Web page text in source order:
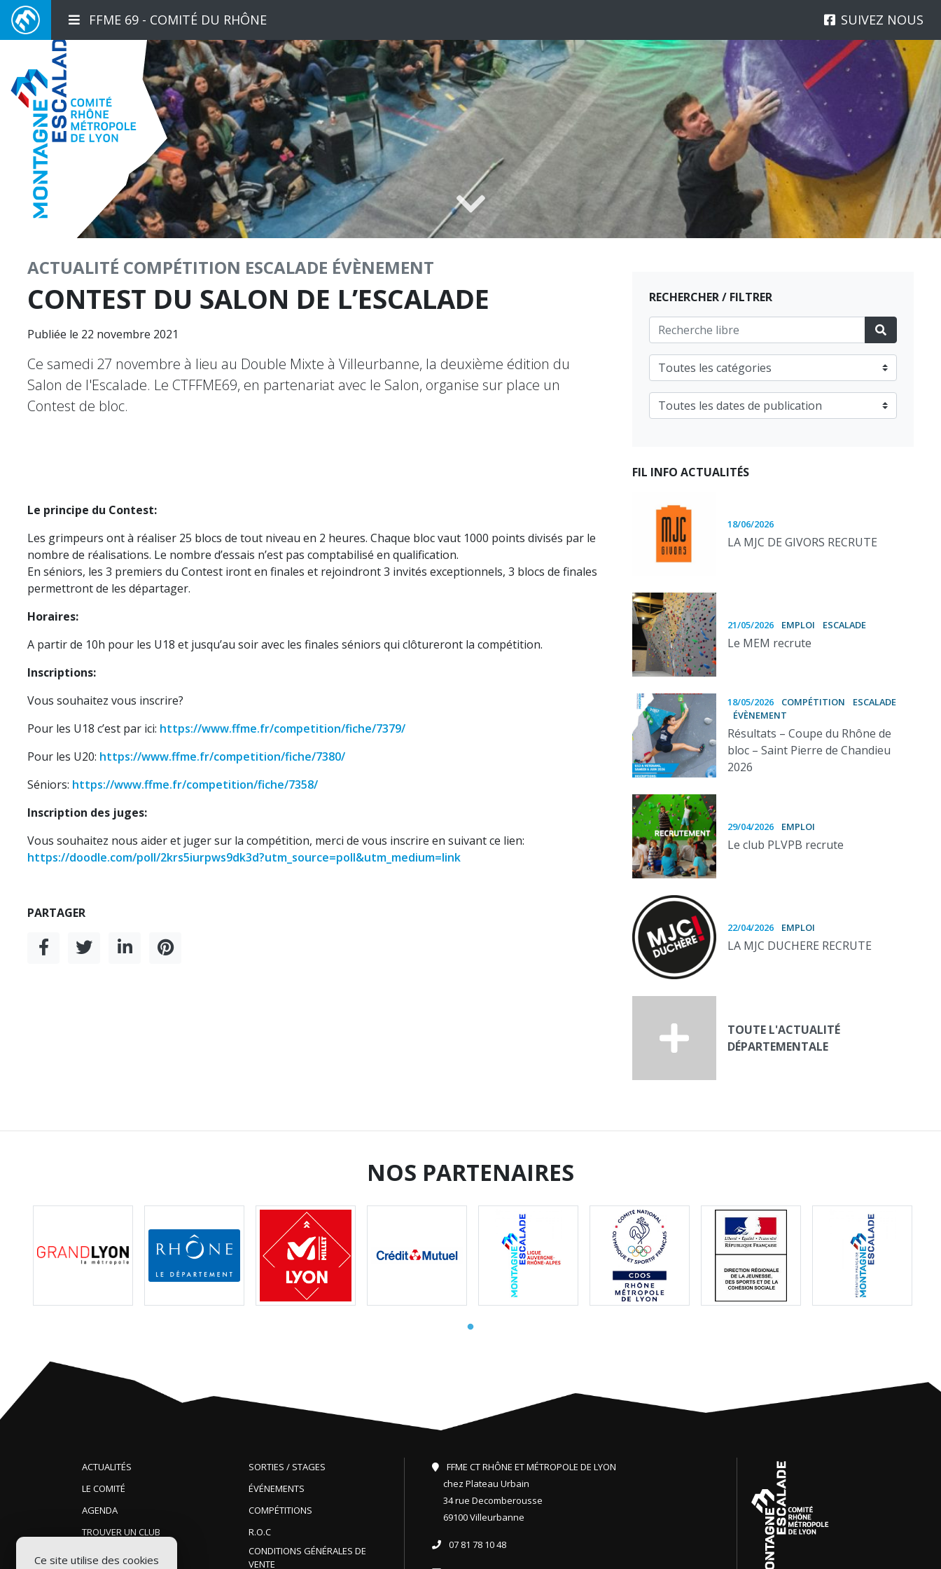
FFME 69 - COMITÉ DU RHÔNE SUIVEZ NOUS
ACTUALITÉ COMPÉTITION ESCALADE ÉVÈNEMENT
CONTEST DU SALON DE L’ESCALADE
Publiée le 22 novembre 2021
Ce samedi 27 novembre à lieu au Double Mixte à Villeurbanne, la deuxième édition du
Salon de l'Escalade. Le CTFFME69, en partenariat avec le Salon, organise sur place un
Contest de bloc.
Le principe du Contest:
Les grimpeurs ont à réaliser 25 blocs de tout niveau en 2 heures. Chaque bloc vaut 1000 points divisés par le
nombre de réalisations. Le nombre d’essais n’est pas comptabilisé en qualification.
En séniors, les 3 premiers du Contest iront en finales et rejoindront 3 invités exceptionnels, 3 blocs de finales
permettront de les départager.
Horaires:
A partir de 10h pour les U18 et jusqu’au soir avec les finales séniors qui clôtureront la compétition.
Inscriptions:
Vous souhaitez vous inscrire?
Pour les U18 c’est par ici: https://www.ffme.fr/competition/fiche/7379/
Pour les U20: https://www.ffme.fr/competition/fiche/7380/
Séniors: https://www.ffme.fr/competition/fiche/7358/
Inscription des juges:
Vous souhaitez nous aider et juger sur la compétition, merci de vous inscrire en suivant ce lien:
https://doodle.com/poll/2krs5iurpws9dk3d?utm_source=poll&utm_medium=link
PARTAGER
RECHERCHER / FILTRER
FIL INFO ACTUALITÉS
18/06/2026
LA MJC DE GIVORS RECRUTE
21/05/2026 EMPLOI ESCALADE
Le MEM recrute
18/05/2026 COMPÉTITION
ESCALADE
ÉVÈNEMENT
Résultats – Coupe du Rhône de
bloc – Saint Pierre de Chandieu
2026
29/04/2026 EMPLOI
Le club PLVPB recrute
22/04/2026 EMPLOI
LA MJC DUCHERE RECRUTE
TOUTE L'ACTUALITÉ
DÉPARTEMENTALE
NOS PARTENAIRES
ACTUALITÉS
LE COMITÉ
AGENDA
TROUVER UN CLUB
SORTIES / STAGES
ÉVÉNEMENTS
COMPÉTITIONS
R.O.C
CONDITIONS GÉNÉRALES DE
VENTE
FFME CT RHÔNE ET MÉTROPOLE DE LYON
chez Plateau Urbain
34 rue Decomberousse
69100 Villeurbanne
07 81 78 10 48
Ce site utilise des cookies